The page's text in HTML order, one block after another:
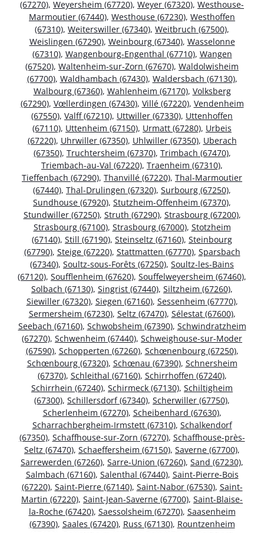
(67270), Weyersheim (67720), Weyer (67320), Westhouse-
Marmoutier (67440), Westhouse (67230), Westhoffen
(67310), Weiterswiller (67340), Weitbruch (67500),
Weislingen (67290), Weinbourg (67340), Wasselonne
(67310), Wangenbourg-Engenthal (67710), Wangen
(67520), Waltenheim-sur-Zorn (67670), Waldolwisheim
(67700), Waldhambach (67430), Waldersbach (67130),
Walbourg (67360), Wahlenheim (67170), Volksberg
(67290), Vœllerdingen (67430), Villé (67220), Vendenheim
(67550), Valff (67210), Uttwiller (67330), Uttenhoffen
(67110), Uttenheim (67150), Urmatt (67280), Urbeis
(67220), Uhrwiller (67350), Uhlwiller (67350), Uberach
(67350), Truchtersheim (67370), Trimbach (67470),
Triembach-au-Val (67220), Traenheim (67310),
Tieffenbach (67290), Thanvillé (67220), Thal-Marmoutier
(67440), Thal-Drulingen (67320), Surbourg (67250),
Sundhouse (67920), Stutzheim-Offenheim (67370),
Stundwiller (67250), Struth (67290), Strasbourg (67200),
Strasbourg (67100), Strasbourg (67000), Stotzheim
(67140), Still (67190), Steinseltz (67160), Steinbourg
(67790), Steige (67220), Stattmatten (67770), Sparsbach
(67340), Soultz-sous-Forêts (67250), Soultz-les-Bains
(67120), Soufflenheim (67620), Souffelweyersheim (67460),
Solbach (67130), Singrist (67440), Siltzheim (67260),
Siewiller (67320), Siegen (67160), Sessenheim (67770),
Sermersheim (67230), Seltz (67470), Sélestat (67600),
Seebach (67160), Schwobsheim (67390), Schwindratzheim
(67270), Schwenheim (67440), Schweighouse-sur-Moder
(67590), Schopperten (67260), Schœnenbourg (67250),
Schœnbourg (67320), Schœnau (67390), Schnersheim
(67370), Schleithal (67160), Schirrhoffen (67240),
Schirrhein (67240), Schirmeck (67130), Schiltigheim
(67300), Schillersdorf (67340), Scherwiller (67750),
Scherlenheim (67270), Scheibenhard (67630),
Scharrachbergheim-Irmstett (67310), Schalkendorf
(67350), Schaffhouse-sur-Zorn (67270), Schaffhouse-près-
Seltz (67470), Schaeffersheim (67150), Saverne (67700),
Sarrewerden (67260), Sarre-Union (67260), Sand (67230),
Salmbach (67160), Salenthal (67440), Saint-Pierre-Bois
(67220), Saint-Pierre (67140), Saint-Nabor (67530), Saint-
Martin (67220), Saint-Jean-Saverne (67700), Saint-Blaise-
la-Roche (67420), Saessolsheim (67270), Saasenheim
(67390), Saales (67420), Russ (67130), Rountzenheim